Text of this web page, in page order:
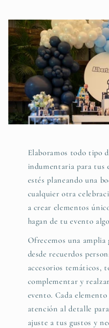
Elaboramos todo tipo
indumentaria para tus
estés planeando una
cualquier otra
a crear elementos
hagan de tu evento
Ofrecemos una amplia
desde recuerdos
accesorios temáticos,
complementar y
evento. Cada
atención al detalle
ajuste a tus gustos y